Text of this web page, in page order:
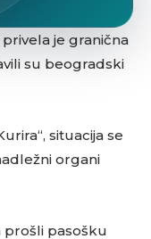
je granična
su beogradski
situacija se
organi
prošli pasošku